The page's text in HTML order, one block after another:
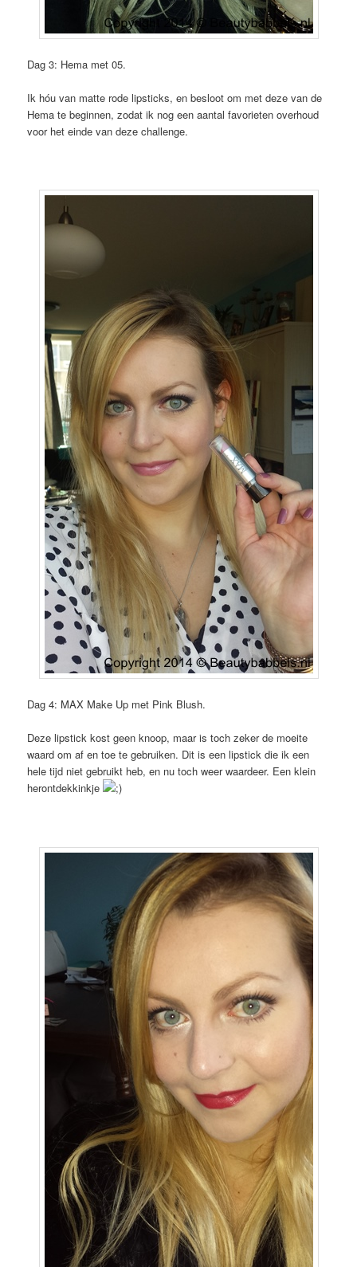
Dag 3: Hema met 05.
Ik hóu van matte rode lipsticks, en besloot om met deze van de
Hema te beginnen, zodat ik nog een aantal favorieten overhoud
voor het einde van deze challenge.
Dag 4: MAX Make Up met Pink Blush.
Deze lipstick kost geen knoop, maar is toch zeker de moeite
waard om af en toe te gebruiken. Dit is een lipstick die ik een
hele tijd niet gebruikt heb, en nu toch weer waardeer. Een klein
herontdekkinkje